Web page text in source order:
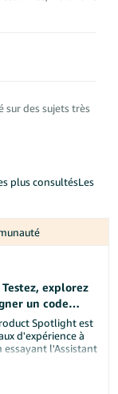
sur des sujets très
plus consultésLes
explorez
un code
Spotlight est
d'expérience à
essayant l'Assistant
l'outil, mais aussi
de nouveau.